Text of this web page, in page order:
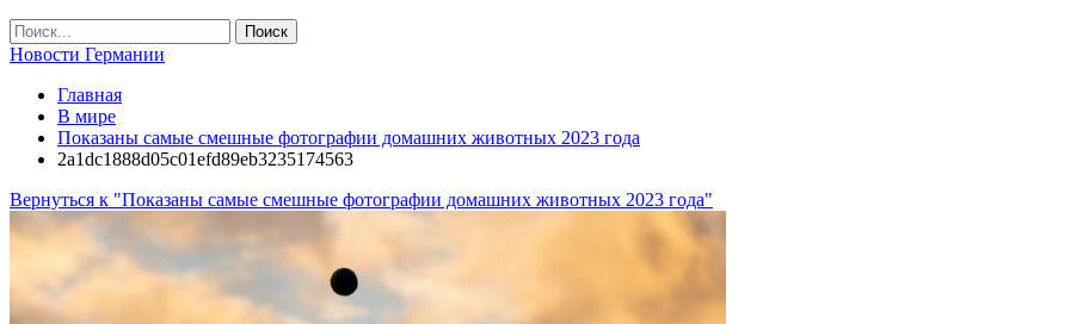
Новости Германии
Главная
В мире
Показаны самые смешные фотографии домашних животных 2023 года
2a1dc1888d05c01efd89eb3235174563
Вернуться к "Показаны самые смешные фотографии домашних животных 2023 года"